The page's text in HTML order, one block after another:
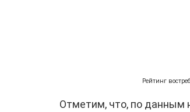
Рейтинг
Отметим, что, по данным